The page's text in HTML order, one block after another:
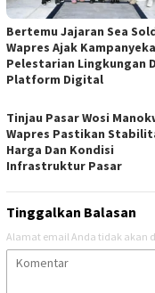
Bertemu Jajaran Sea
Wapres Ajak
Pelestarian Lingkungan
Platform Digital
Tinjau Pasar Wosi
Wapres Pastikan
Harga Dan Kondisi
Infrastruktur Pasar
Tinggalkan Balasan
Alamat email Anda tidak akan